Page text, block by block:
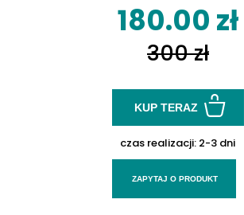
180.00 zł
300 zł
KUP TERAZ
czas realizacji: 2-3 dni
ZAPYTAJ O PRODUKT